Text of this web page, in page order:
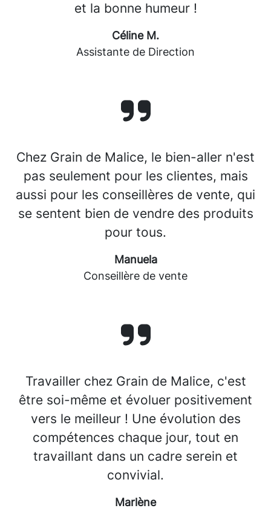
et la bonne humeur !
Céline M.
Assistante de Direction
Chez Grain de Malice, le bien-aller n'est
pas seulement pour les clientes, mais
aussi pour les conseillères de vente, qui
se sentent bien de vendre des produits
pour tous.
Manuela
Conseillère de vente
Travailler chez Grain de Malice, c'est
être soi-même et évoluer positivement
vers le meilleur ! Une évolution des
compétences chaque jour, tout en
travaillant dans un cadre serein et
convivial.
Marlène